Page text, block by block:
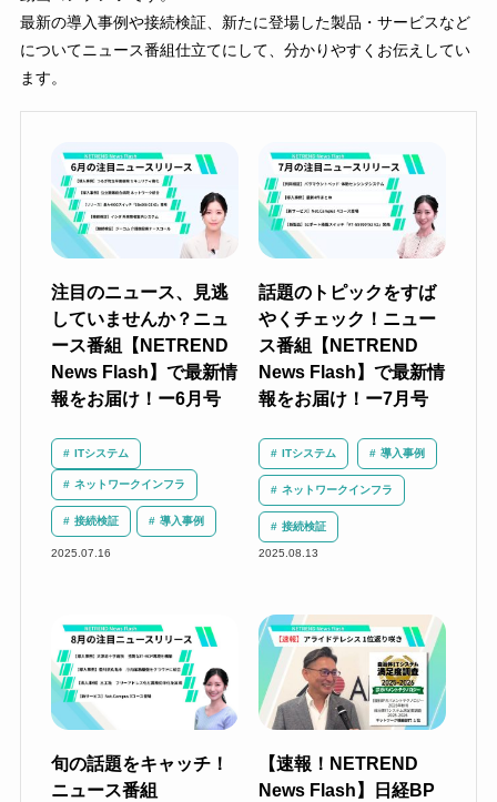
最新の導入事例や接続検証、新たに登場した製品・サービスなど
についてニュース番組仕立てにして、分かりやすくお伝えしてい
ます。
注目のニュース、見逃
していませんか？ニュ
ース番組【NETREND
News Flash】で最新情
報をお届け！ー6月号
ITシステム
ネットワークインフラ
接続検証 導入事例
2025.07.16
話題のトピックをすば
やくチェック！ニュー
ス番組【NETREND
News Flash】で最新情
報をお届け！ー7月号
ITシステム 導入事例
ネットワークインフラ
接続検証
2025.08.13
旬の話題をキャッチ！
ニュース番組
【速報！NETREND
News Flash】日経BP